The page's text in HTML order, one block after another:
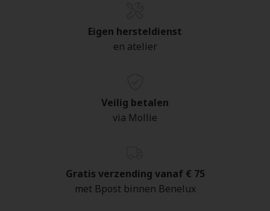
Eigen hersteldienst
en atelier
Veilig betalen
via Mollie
Gratis verzending vanaf € 75
met Bpost binnen Benelux